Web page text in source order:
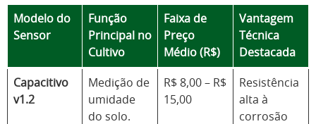
Modelo do
Sensor
Função
Principal no
Cultivo
Faixa de
Preço
Médio (R$)
Vantagem
Técnica
Destacada
Capacitivo
v1.2
Medição de
umidade
do solo.
R$ 8,00 – R$
15,00
Resistência
alta à
corrosão